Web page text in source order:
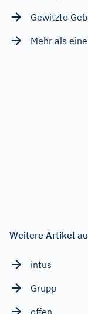
Gewitzte
Mehr als
Weitere Artikel
intus
Grupp
offen